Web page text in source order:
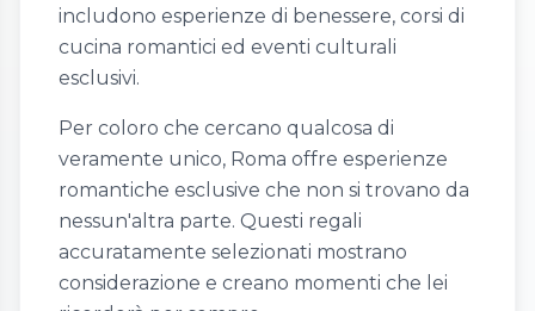
includono esperienze di benessere, corsi di
cucina romantici ed eventi culturali
esclusivi.
Per coloro che cercano qualcosa di
veramente unico, Roma offre esperienze
romantiche esclusive che non si trovano da
nessun'altra parte. Questi regali
accuratamente selezionati mostrano
considerazione e creano momenti che lei